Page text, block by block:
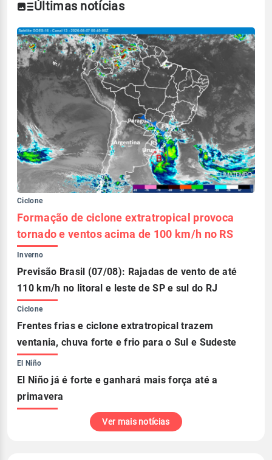
Últimas notícias
Ciclone
Formação de ciclone extratropical provoca
tornado e ventos acima de 100 km/h no RS
Inverno
Previsão Brasil (07/08): Rajadas de vento de até
110 km/h no litoral e leste de SP e sul do RJ
Ciclone
Frentes frias e ciclone extratropical trazem
ventania, chuva forte e frio para o Sul e Sudeste
El Niño
El Niño já é forte e ganhará mais força até a
primavera
Ver mais notícias